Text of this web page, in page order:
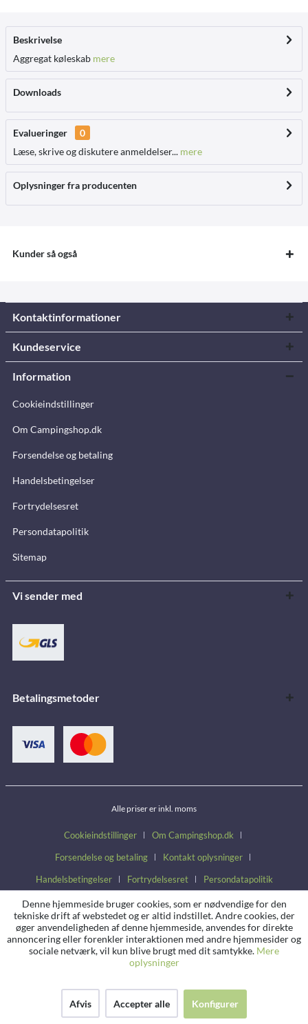
Beskrivelse
Aggregat køleskab mere
Downloads
Evalueringer
0
Læse, skrive og diskutere anmeldelser... mere
Oplysninger fra producenten
Kunder så også
Kontaktinformationer
Kundeservice
Information
Cookieindstillinger
Om Campingshop.dk
Forsendelse og betaling
Handelsbetingelser
Fortrydelsesret
Persondatapolitik
Sitemap
Vi sender med
Betalingsmetoder
Alle priser er inkl. moms
Cookieindstillinger
Om Campingshop.dk
Forsendelse og betaling
Kontakt oplysninger
Handelsbetingelser
Fortrydelsesret Persondatapolitik
Denne hjemmeside bruger cookies, som er nødvendige for den
tekniske drift af webstedet og er altid indstillet. Andre cookies, der
øger anvendeligheden af denne hjemmeside, anvendes for direkte
annoncering eller forenkler interaktionen med andre hjemmesider og
sociale netværk, vil kun blive brugt med dit samtykke. Mere
oplysninger
Afvis Accepter alle Konfigurer